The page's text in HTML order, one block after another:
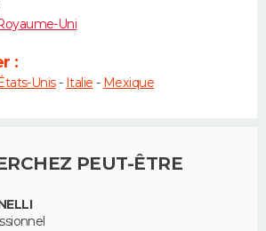
Uni
:
Unis- Italie - Mexique
PEUT-ÊTRE